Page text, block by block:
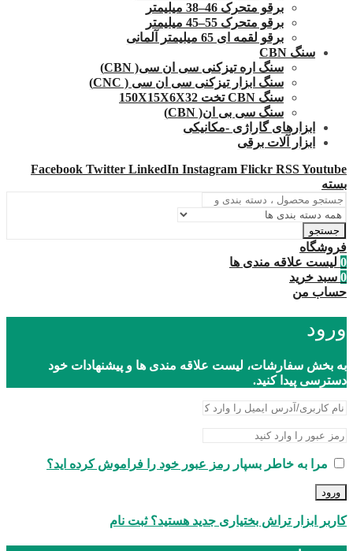
برقو متحرک 46–38 میلیمتر
برقو متحرک 55–45 میلیمتر
برقو لقمه ای 65 میلیمتر آلمانی
سنگ CBN
سنگ اره تیزکنی سی ان سی( CBN)
سنگ ابزار تیزکنی سی ان سی ( CNC)
سنگ CBN تخت 150X15X6X32
سنگ سی بی ان( CBN)
ابزارهای گاراژی -مکانیکی
ابزار آلات برقی
Facebook Twitter LinkedIn Instagram Flickr RSSYoutube
بسته
جستجو
فروشگاه
0 لیست علاقه مندی ها
0 سبد خرید
حساب من
ورود
به بخش سفارشات، لیست علاقه مندی ها و پیشنهادات خود
دسترسی پیدا کنید.
مرا به خاطر بسپار رمز عبور خود را فراموش کرده اید؟
ورود
کاربر ابزار تراش بختیاری جدید هستید؟ ثبت نام